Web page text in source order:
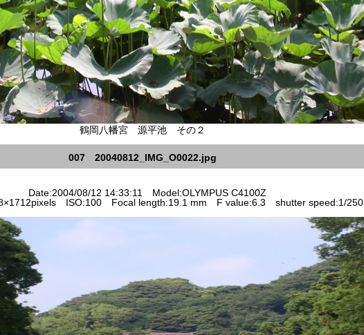
鶴岡八幡宮 源平池 その２
007 20040812_IMG_O0022.jpg
Date:2004/08/12 14:33:11 Model:OLYMPUS C4100Z
ISO:100 Focal length:19.1 mm F value:6.3 shutter speed:1/250